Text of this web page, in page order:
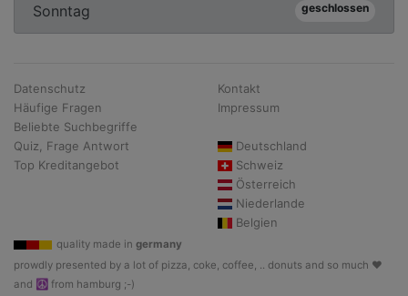
Sonntag geschlossen
Datenschutz
Häufige Fragen
Beliebte Suchbegriffe
Quiz, Frage Antwort
Top Kreditangebot
Kontakt
Impressum
Deutschland
Schweiz
Österreich
Niederlande
Belgien
quality made in germany
prowdly presented by a lot of pizza, coke, coffee, .. donuts and so much ♥
and ☮ from hamburg ;-)